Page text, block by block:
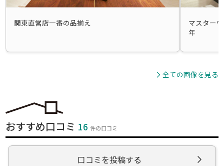
関東直営店一番の品揃え
マスター
年
全ての画像を見る
おすすめ口コミ 16件の口コミ
口コミを投稿する